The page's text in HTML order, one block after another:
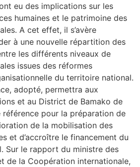
eu des implications sur les
humaines et le patrimoine des
A cet effet, il s’avère
à une nouvelle répartition des
les différents niveaux de
issues des réformes
du territoire national.
adopté, permettra aux
et au District de Bamako de
pour la préparation de
de la mobilisation des
et d’accroître le financement du
Sur le rapport du ministre des
de la Coopération internationale,